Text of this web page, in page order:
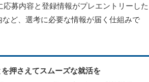
募内容と登録情報がプレエントリーした
ど、選考に必要な情報が届く仕組みで
押さえてスムーズな就活を